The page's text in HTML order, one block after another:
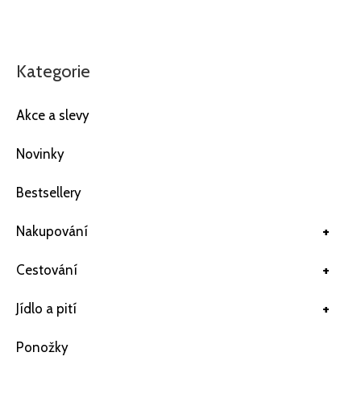
Kategorie
Akce a slevy
Novinky
Bestsellery
+
Nakupování
+
Cestování
+
Jídlo a pití
Ponožky